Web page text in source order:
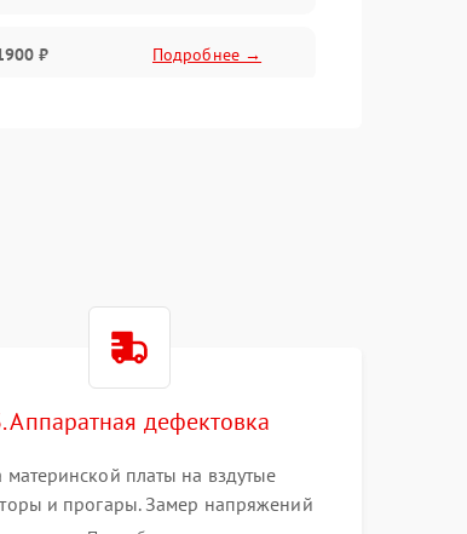
₽ Подробнее →
₽ Подробнее →
Аппаратная дефектовка
платы на вздутые
и прогары. Замер напряжений